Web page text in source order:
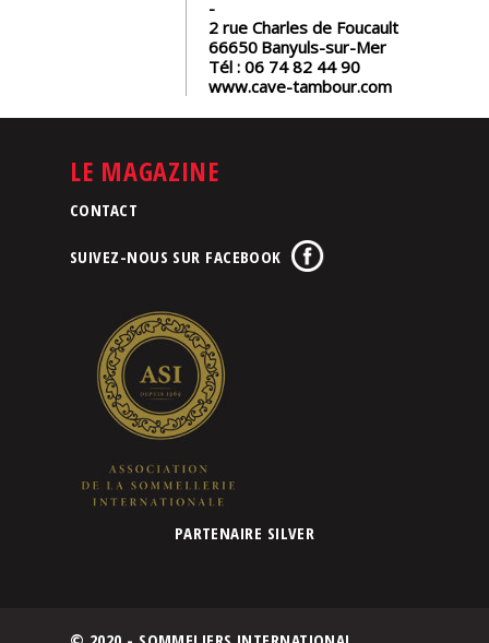
la
2 rue Charles de Foucault
66650 Banyuls-sur-Mer
Tél : 06 74 82 44 90
www.cave-tambour.com
LE MAGAZINE
CONTACT
SUIVEZ-NOUS SUR FACEBOOK
PARTENAIRE SILVER